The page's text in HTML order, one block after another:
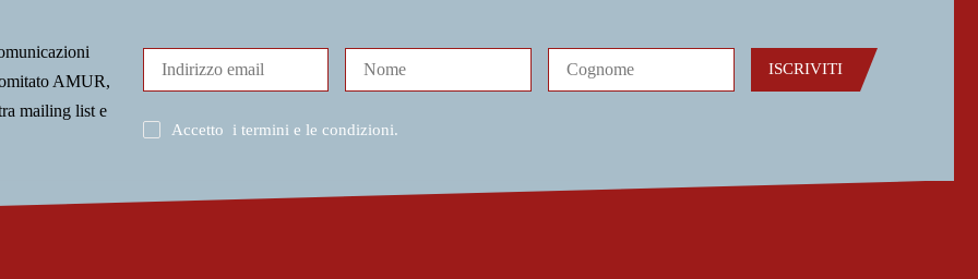
AMUR,
mailing list e
ISCRIVITI
Accetto i termini e le condizioni.